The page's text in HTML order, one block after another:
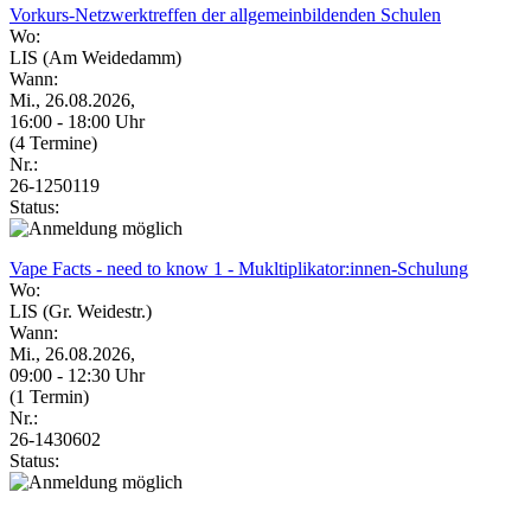
Vorkurs-Netzwerktreffen der allgemeinbildenden Schulen
Wo:
LIS (Am Weidedamm)
Wann:
Mi., 26.08.2026,
16:00 - 18:00 Uhr
(4 Termine)
Nr.:
26-1250119
Status:
Vape Facts - need to know 1 - Mukltiplikator:innen-Schulung
Wo:
LIS (Gr. Weidestr.)
Wann:
Mi., 26.08.2026,
09:00 - 12:30 Uhr
(1 Termin)
Nr.:
26-1430602
Status: